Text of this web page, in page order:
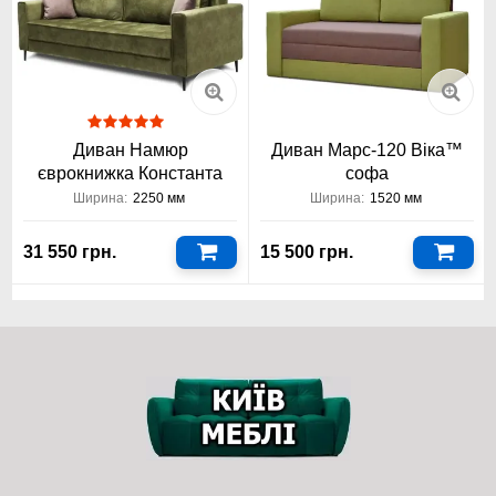
визначитися, чи хочете ви оформляти меблі в розстрочку. У
нас можна все, тому сміливо вибирайте. Представлена ​​
чотиридверна шафа-купе відмінно поєднується з
різноманітними предметами інтер'єру. Наприклад, ця модель
чудово гармонує поряд з:
Вишуканим диваном Ріо;
Стильним ліжком Флоренція;
Прекрасним кріслом Соната;
Екзотичним кутовим диваном Султан;
Диван Намюр
єврокнижка Константа
Ширина: 2250 мм
31 550 грн.
Диван Марс-120 Віка™
софа
Ширина: 1520 мм
15 500 грн.